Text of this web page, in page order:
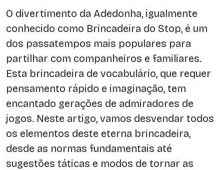
O divertimento da Adedonha, igualmente
conhecido como Brincadeira do Stop, é um
dos passatempos mais populares para
partilhar com companheiros e familiares.
Esta brincadeira de vocabulário, que requer
pensamento rápido e imaginação, tem
encantado gerações de admiradores de
jogos. Neste artigo, vamos desvendar todos
os elementos deste eterna brincadeira,
desde as normas fundamentais até
sugestões táticas e modos de tornar as